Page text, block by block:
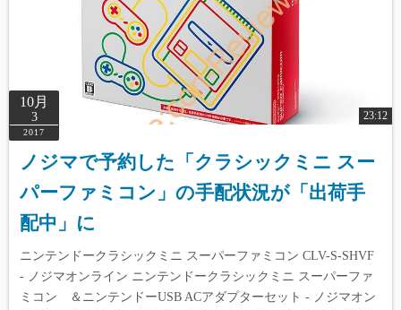
10月
3
2017
23:12
ノジマで予約した「クラシックミニ スー
パーファミコン」の手配状況が「出荷手
配中」に
ニンテンドークラシックミニ スーパーファミコン CLV-S-SHVF
- ノジマオンライン ニンテンドークラシックミニ スーパーファ
ミコン ＆ニンテンドーUSB ACアダプターセット - ノジマオン